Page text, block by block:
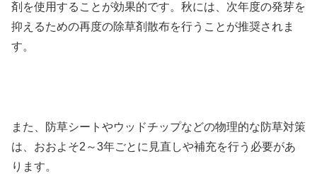
剤を使用することが効果的です。秋には、次年度の発芽を
抑えるための再度の除草剤散布を行うことが推奨されま
す。
また、防草シートやウッドチップなどの物理的な防草対策
は、おおよそ2～3年ごとに見直しや補充を行う必要があ
ります。